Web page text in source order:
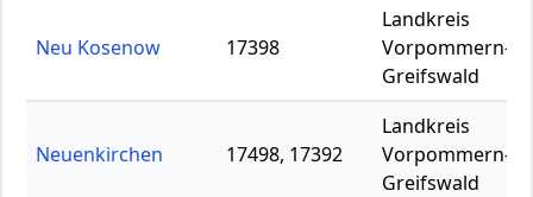
Neu Kosenow 17398
Landkreis
Vorpommern-
Greifswald
Neuenkirchen 17498, 17392
Landkreis
Vorpommern-
Greifswald